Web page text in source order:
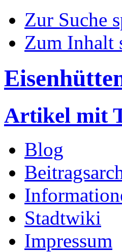
Zur Suche
Zum Inhalt
Artikel mit
Blog
Stadtwiki
Impressum